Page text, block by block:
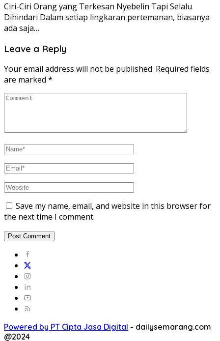
Ciri-Ciri Orang yang Terkesan Nyebelin Tapi Selalu
Dihindari Dalam setiap lingkaran pertemanan, biasanya
ada saja…
Leave a Reply
Your email address will not be published. Required fields
are marked *
Save my name, email, and website in this browser for
the next time I comment.
Powered by PT Cipta Jasa Digital - dailysemarang.com
@2024